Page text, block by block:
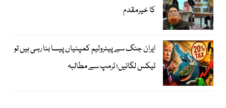
کا خیرمقدم
ایران جنگ سے پیٹرولیم کمپنیاں پیسا بنا رہی ہیں تو
ٹیکس لگائیں؛ ٹرمپ سے مطالبہ